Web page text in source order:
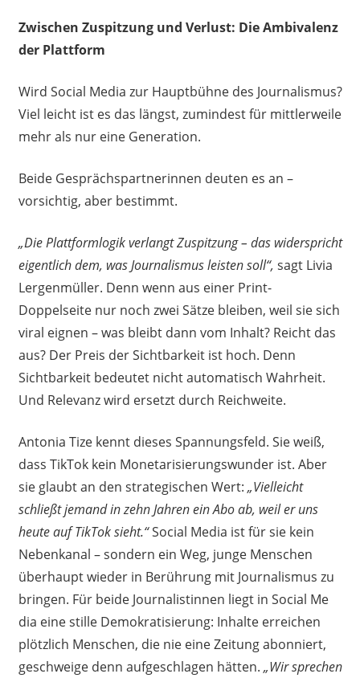
Zwischen Zuspitzung und Verlust: Die Ambivalenz
der Plattform
Wird Social Media zur Hauptbühne des Journalismus?
Viel leicht ist es das längst, zumindest für mittlerweile
mehr als nur eine Generation.
Beide Gesprächspartnerinnen deuten es an –
vorsichtig, aber bestimmt.
„Die Plattformlogik verlangt Zuspitzung – das widerspricht
eigentlich dem, was Journalismus leisten soll“, sagt Livia
Lergenmüller. Denn wenn aus einer Print-
Doppelseite nur noch zwei Sätze bleiben, weil sie sich
viral eignen – was bleibt dann vom Inhalt? Reicht das
aus? Der Preis der Sichtbarkeit ist hoch. Denn
Sichtbarkeit bedeutet nicht automatisch Wahrheit.
Und Relevanz wird ersetzt durch Reichweite.
Antonia Tize kennt dieses Spannungsfeld. Sie weiß,
dass TikTok kein Monetarisierungswunder ist. Aber
sie glaubt an den strategischen Wert:„Vielleicht
schließt jemand in zehn Jahren ein Abo ab, weil er uns
heute auf TikTok sieht.“Social Media ist für sie kein
Nebenkanal – sondern ein Weg, junge Menschen
überhaupt wieder in Berührung mit Journalismus zu
bringen. Für beide Journalistinnen liegt in Social Me
dia eine stille Demokratisierung: Inhalte erreichen
plötzlich Menschen, die nie eine Zeitung abonniert,
geschweige denn aufgeschlagen hätten.„Wir sprechen